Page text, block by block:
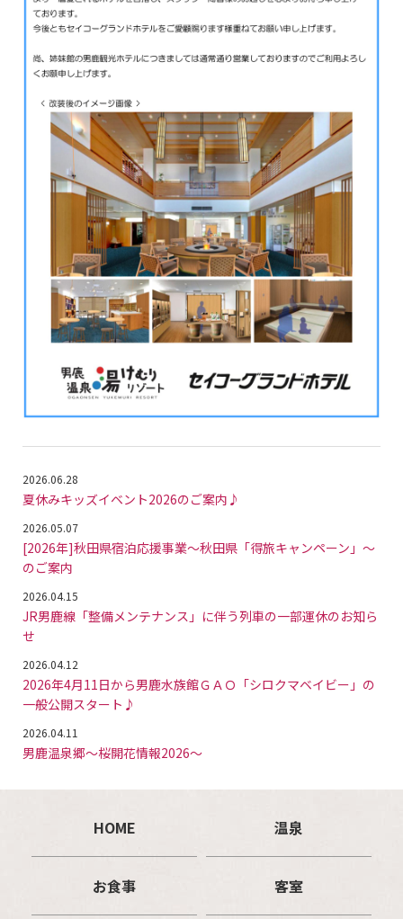
2026.06.28
夏休みキッズイベント2026のご案内♪
2026.05.07
[2026年]秋田県宿泊応援事業～秋田県「得旅キャンペーン」～
のご案内
2026.04.15
JR男鹿線「整備メンテナンス」に伴う列車の一部運休のお知ら
せ
2026.04.12
2026年4月11日から男鹿水族館ＧＡＯ「シロクマベイビー」の
一般公開スタート♪
2026.04.11
男鹿温泉郷～桜開花情報2026～
HOME 温泉
お食事 客室